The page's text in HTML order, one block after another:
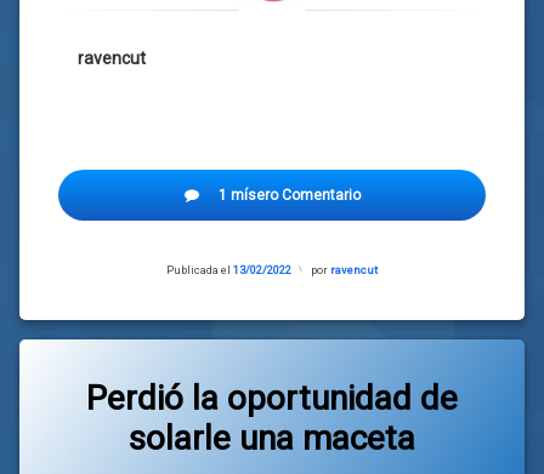
ravencut
1 mísero Comentario
Publicada el 13/02/2022
Actualizado
por ravencut
Perdió la oportunidad de
solarle una maceta